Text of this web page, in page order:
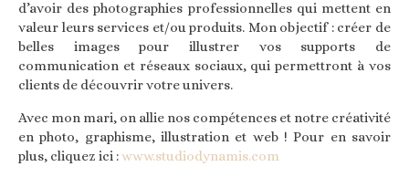
d’avoir des photographies professionnelles qui mettent en
valeur leurs services et/ou produits. Mon objectif : créer de
belles images pour illustrer vos supports de
communication et réseaux sociaux, qui permettront à vos
clients de découvrir votre univers.
Avec mon mari, on allie nos compétences et notre créativité
en photo, graphisme, illustration et web ! Pour en savoir
plus, cliquez ici :www.studiodynamis.com